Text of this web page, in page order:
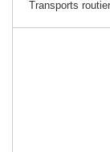
Transports